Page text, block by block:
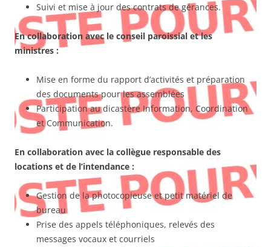
Suivi et mise à jour des contrats de gérances.
En collaboration avec le conseil paroissial et les
ministres :
Mise en forme du rapport d’activités et préparation
des documents pour les assemblées
Participation au dicastère Information, Coordination
et Communication.
En collaboration avec la collègue responsable des
locations et de l’intendance :
Gestion de la photocopieuse et petit matériel de
bureau
Prise des appels téléphoniques, relevés des
messages vocaux et courriels